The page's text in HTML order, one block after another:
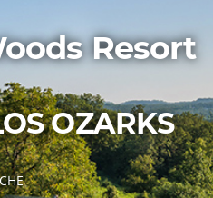
Resort
OZARKS